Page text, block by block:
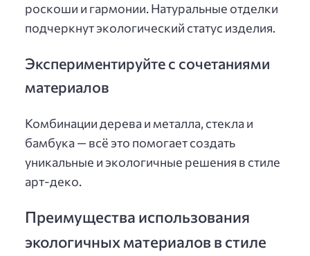
роскоши и гармонии. Натуральные отделки
подчеркнут экологический статус изделия.
Экспериментируйте с сочетаниями
материалов
Комбинации дерева и металла, стекла и
бамбука — всё это помогает создать
уникальные и экологичные решения в стиле
арт-деко.
Преимущества использования
экологичных материалов в стиле